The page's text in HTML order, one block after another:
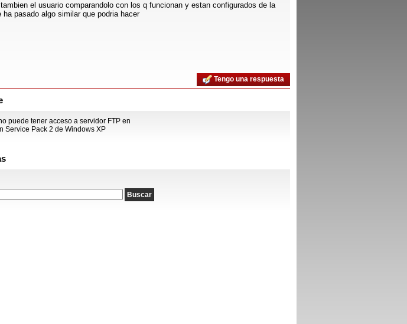
el usuario comparandolo con los q funcionan y estan configurados de la
ha pasado algo similar que podria hacer
Tengo una respuesta
puede tener acceso a servidor FTP en
Service Pack 2 de Windows XP